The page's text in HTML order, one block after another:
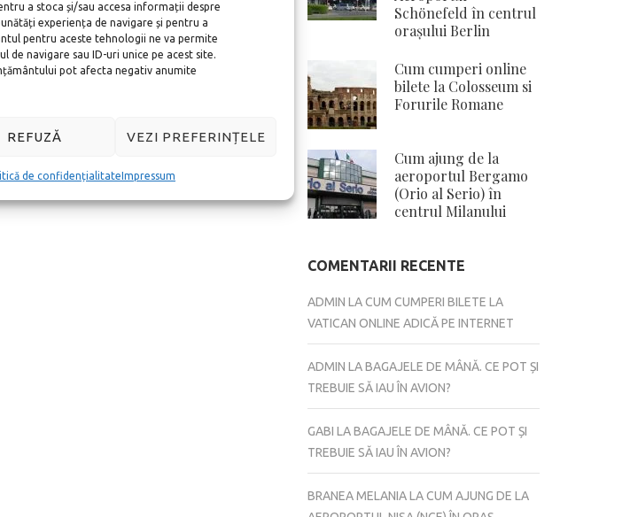
a stoca și/sau accesa informații despre
experiența de navigare și pentru a
pentru aceste tehnologii ne va permite
de navigare sau ID-uri unice pe acest site.
pot afecta negativ anumite
REFUZĂ VEZI PREFERINȚELE
de confidențialitateImpressum
Schönefeld în centrul
orașului Berlin
Cum cumperi online
bilete la Colosseum si
Forurile Romane
Cum ajung de la
aeroportul Bergamo
(Orio al Serio) în
centrul Milanului
COMENTARII RECENTE
ADMIN LACUM CUMPERI BILETE LA
VATICAN ONLINE ADICĂ PE INTERNET
ADMIN LABAGAJELE DE MÂNĂ. CE POT ȘI
TREBUIE SĂ IAU ÎN AVION?
GABI LABAGAJELE DE MÂNĂ. CE POT ȘI
TREBUIE SĂ IAU ÎN AVION?
BRANEA MELANIALACUM AJUNG DE LA